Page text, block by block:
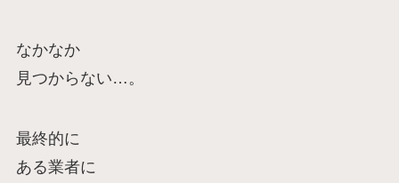
なかなか
見つからない…。
最終的に
ある業者に